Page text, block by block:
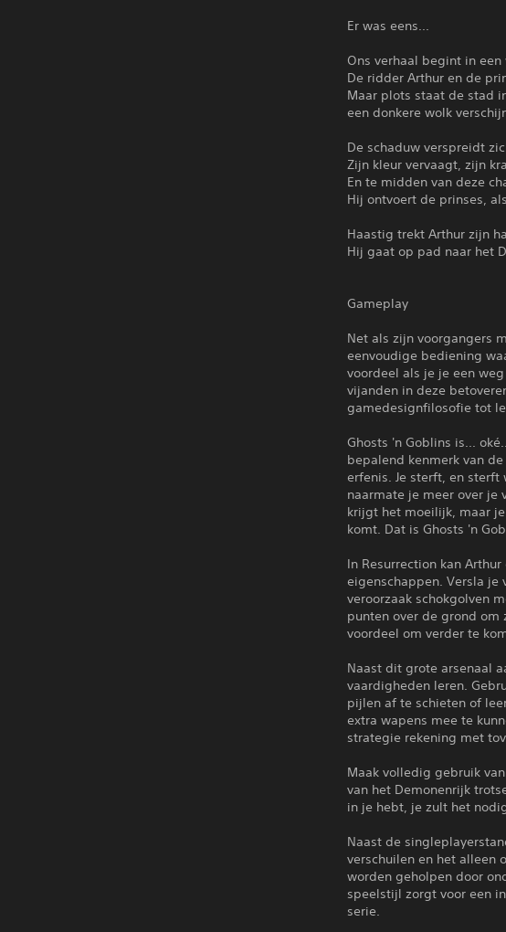
Er was eens...
Ons verhaal begint in
De ridder Arthur en de
Maar plots staat de stad
een donkere wolk
De schaduw verspreidt
Zijn kleur vervaagt, zijn
En te midden van deze
Hij ontvoert de prinses,
Haastig trekt Arthur zijn
Hij gaat op pad naar het
Gameplay
Net als zijn voorgangers
eenvoudige bediening
voordeel als je je een
vijanden in deze
gamedesignfilosofie tot
Ghosts 'n Goblins is...
bepalend kenmerk van
erfenis. Je sterft, en
naarmate je meer over je
krijgt het moeilijk, maar
komt. Dat is Ghosts 'n
In Resurrection kan
eigenschappen. Versla je
veroorzaak schokgolven
punten over de grond om
voordeel om verder te
Naast dit grote arsenaal
vaardigheden leren.
pijlen af te schieten of
extra wapens mee te
strategie rekening met
Maak volledig gebruik
van het Demonenrijk
in je hebt, je zult het
Naast de
verschuilen en het alleen
worden geholpen door
speelstijl zorgt voor een
serie.